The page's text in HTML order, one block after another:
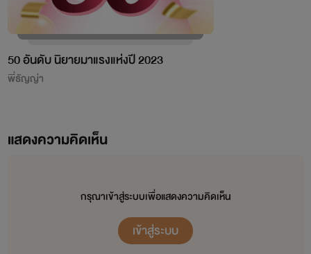
50 อันดับ นิยายมาแรงแห่งปี 2023
พี่ธัญญ่า
แสดงความคิดเห็น
กรุณาเข้าสู่ระบบเพื่อแสดงความคิดเห็น
เข้าสู่ระบบ